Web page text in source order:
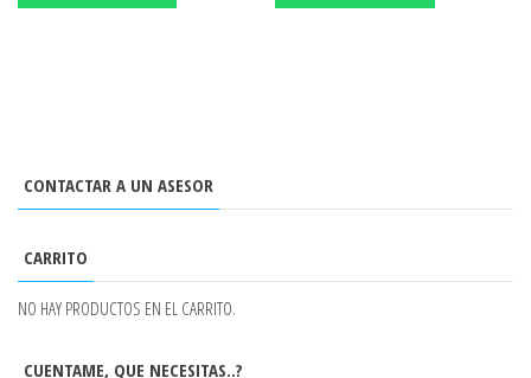
CONTACTAR A UN ASESOR
CARRITO
NO HAY PRODUCTOS EN EL CARRITO.
CUENTAME, QUE NECESITAS..?